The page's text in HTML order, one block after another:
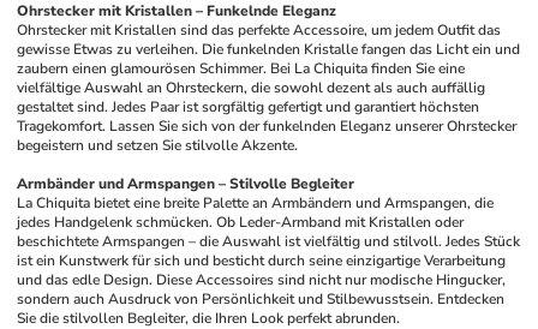
Ohrstecker mit Kristallen – Funkelnde Eleganz
Ohrstecker mit Kristallen sind das perfekte Accessoire, um jedem Outfit das
gewisse Etwas zu verleihen. Die funkelnden Kristalle fangen das Licht ein und
zaubern einen glamourösen Schimmer. Bei La Chiquita finden Sie eine
vielfältige Auswahl an Ohrsteckern, die sowohl dezent als auch auffällig
gestaltet sind. Jedes Paar ist sorgfältig gefertigt und garantiert höchsten
Tragekomfort. Lassen Sie sich von der funkelnden Eleganz unserer Ohrstecker
begeistern und setzen Sie stilvolle Akzente.
Armbänder und Armspangen – Stilvolle Begleiter
La Chiquita bietet eine breite Palette an Armbändern und Armspangen, die
jedes Handgelenk schmücken. Ob Leder-Armband mit Kristallen oder
beschichtete Armspangen – die Auswahl ist vielfältig und stilvoll. Jedes Stück
ist ein Kunstwerk für sich und besticht durch seine einzigartige Verarbeitung
und das edle Design. Diese Accessoires sind nicht nur modische Hingucker,
sondern auch Ausdruck von Persönlichkeit und Stilbewusstsein. Entdecken
Sie die stilvollen Begleiter, die Ihren Look perfekt abrunden.